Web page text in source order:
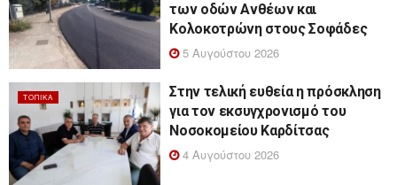
των οδών Ανθέων και
Κολοκοτρώνη στους Σοφάδες
5 Αυγούστου 2026
ΤΟΠΙΚΆ
Στην τελική ευθεία η πρόσκληση
για τον εκσυγχρονισμό του
Νοσοκομείου Καρδίτσας
4 Αυγούστου 2026